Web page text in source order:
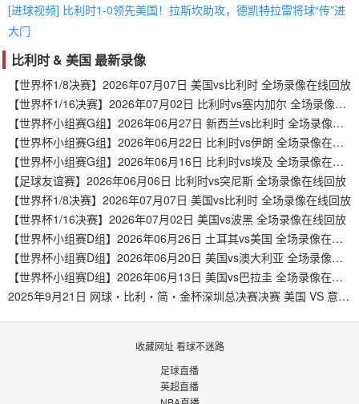
[进球视频] 比利时1-0领先美国！拉斯坎助攻，德凯特拉雷将球“传”进
大门
比利时 & 美国 最新录像
【世界杯1/8决赛】2026年07月07日 美国vs比利时 全场录像在线回放
【世界杯1/16决赛】2026年07月02日 比利时vs塞内加尔 全场录像在线回放
【世界杯小组赛G组】2026年06月27日 新西兰vs比利时 全场录像在线回放
【世界杯小组赛G组】2026年06月22日 比利时vs伊朗 全场录像在线回放
【世界杯小组赛G组】2026年06月16日 比利时vs埃及 全场录像在线回放
【足球友谊赛】2026年06月06日 比利时vs突尼斯 全场录像在线回放
【世界杯1/8决赛】2026年07月07日 美国vs比利时 全场录像在线回放
【世界杯1/16决赛】2026年07月02日 美国vs波黑 全场录像在线回放
【世界杯小组赛D组】2026年06月26日 土耳其vs美国 全场录像在线回放
【世界杯小组赛D组】2026年06月20日 美国vs澳大利亚 全场录像在线回放
【世界杯小组赛D组】2026年06月13日 美国vs巴拉圭 全场录像在线回放
2025年9月21日 网球・比利・简・金杯深圳总决赛决赛 美国 VS 意大利
收藏网址 看球不迷路
足球直播
英超直播